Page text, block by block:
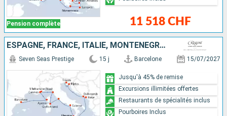
Pension complète 11 518 CHF
ESPAGNE, FRANCE, ITALIE, MONTÉNÉGRO, CROATIE
Seven Seas Prestige 15 j Barcelone 15/07/2027
Jusqu'à 45% de remise
Excursions illimitées offertes
Restaurants de spécialités inclus
Pourboires Inclus